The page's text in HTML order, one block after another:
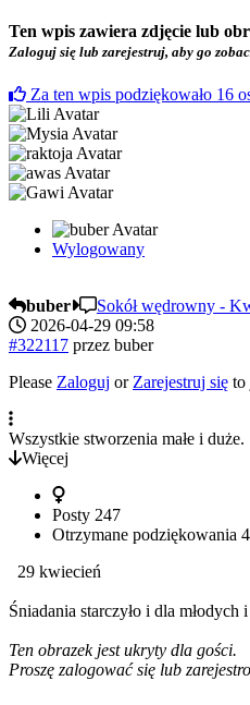
Ten wpis zawiera zdjęcie lub
Zaloguj się lub zarejestruj, aby go
Za ten wpis podziękowało 16
Wylogowany
buber
Sokół wędrowny -
2026-04-29 09:58
#322117 przez buber
Please Zaloguj or Zarejestruj się to
Wszystkie stworzenia małe i duże.
Więcej
Posty 247
Otrzymane podziękowania
29 kwiecień
Śniadania starczyło i dla młodych
Ten obrazek jest ukryty dla gości.
Proszę zalogować się lub